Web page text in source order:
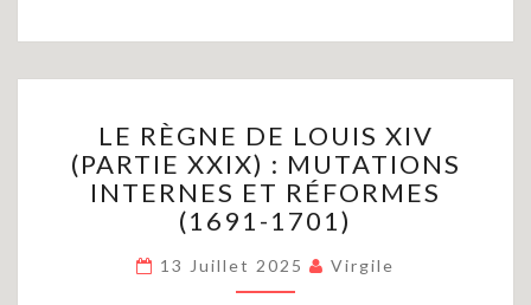
RÈGNE
DE
LOUIS
XIV
(PARTIE
XXIX)
:
LE RÈGNE DE LOUIS XIV
(PARTIE XXIX) : MUTATIONS
INTERNES ET RÉFORMES
(1691-1701)
13 Juillet 2025 Virgile